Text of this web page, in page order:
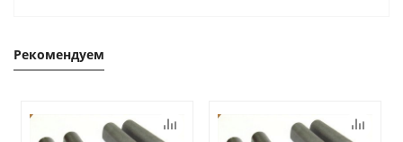
Рекомендуем